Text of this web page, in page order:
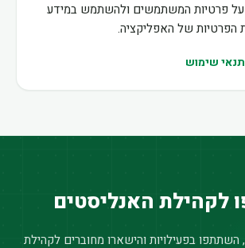
על פרטיות המשתמשים ולהשתמש במידע
הפרטיות של האפליקציה.
תנאי שימוש
לקהילת האנליסטים
השתתפו בפעילויות והישארו מחוברים לקהילת